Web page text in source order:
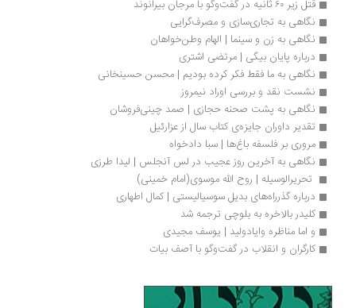
قتل زیر ۶۰ ثانیه در گفت‌وگو با مرجان بیرانوند
نگاهی به تجاری‌سازی و مصرف‌گرایی
نگاهی به زن و سینما | الهام وطن‌خواهان
درباره پایان بیگی | مرتضی اشتری
نگاهی به ما فقط فکر کرده بودیم | محسن حسینخانی
نشست نقد و بررسی اوراد نیمروز
نگاهی به پشت صحنه حجازی | صمد چینی‌فروشان
تقدیر داوران جایزه‌ی کتاب سال از عزارئیل
مروری بر فلسفه باغ‌‏ها | سبا دادخواه
نگاهی به آخرین روز عجیب در لس آنجلس | لیدا طرزی
تحریرالوسیله | روح الله موسوی(امام خمینی)
درباره گذرراه‌های بدیل سوسیالیستی | کمال اطهاری
کلیدر بالاخره به بلوچی ترجمه شد
و اما مناظره وایادولید | یوسف مجیدی
کارگران و انقلاب در گفت‌وگو با آصف بیات